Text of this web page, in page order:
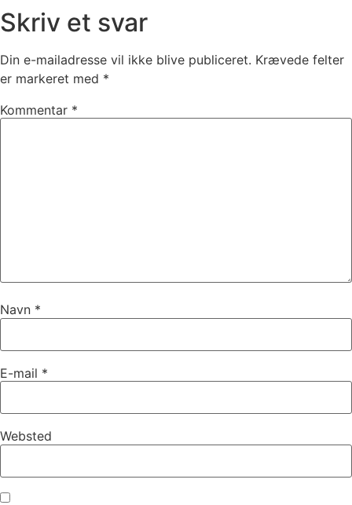
Skriv et svar
Din e-mailadresse vil ikke blive publiceret. Krævede felter
er markeret med *
Kommentar *
Navn *
E-mail *
Websted